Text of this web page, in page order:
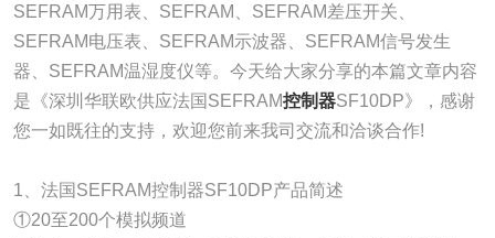
SEFRAM万用表、SEFRAM、SEFRAM差压开关、
SEFRAM电压表、SEFRAM示波器、SEFRAM信号发生
器、SEFRAM温湿度仪等。今天给大家分享的本篇文章内容
是《深圳华联欧供应法国SEFRAM控制器SF10DP》，感谢
您一如既往的支持，欢迎您前来我司交流和洽谈合作!
1、法国SEFRAM控制器SF10DP产品简述
①20至200个模拟频道